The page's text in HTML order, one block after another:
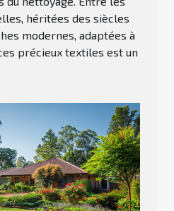
héritées des siècles
modernes, adaptées à
précieux textiles est un